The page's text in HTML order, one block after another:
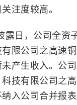
注度较高。
露日，公司全资
限公司之高速
产生收入。公
技有限公司之高
纳入公司合并报